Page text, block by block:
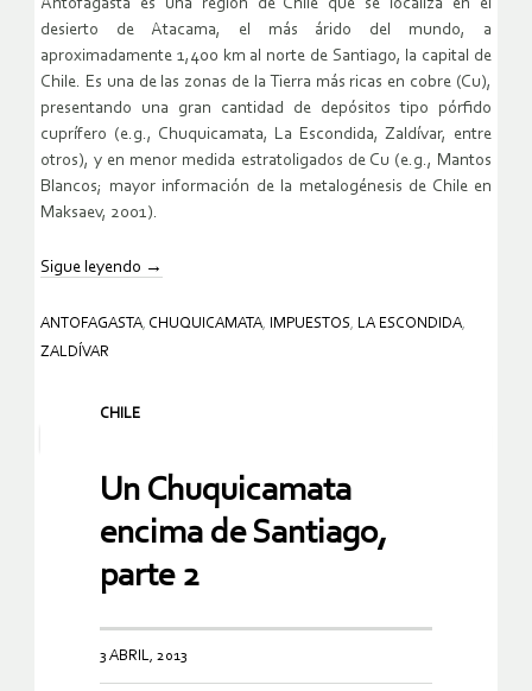
Antofagasta es una región de Chile que se localiza en el
desierto de Atacama, el más árido del mundo, a
aproximadamente 1,400 km al norte de Santiago, la capital de
Chile. Es una de las zonas de la Tierra más ricas en cobre (Cu),
presentando una gran cantidad de depósitos tipo pórfido
cuprífero (e.g., Chuquicamata, La Escondida, Zaldívar, entre
otros), y en menor medida estratoligados de Cu (e.g., Mantos
Blancos; mayor información de la metalogénesis de Chile en
Maksaev, 2001).
Sigue leyendo →
ANTOFAGASTA, CHUQUICAMATA, IMPUESTOS, LA ESCONDIDA,
ZALDÍVAR
CHILE
Un Chuquicamata
encima de Santiago,
parte 2
3 ABRIL, 2013